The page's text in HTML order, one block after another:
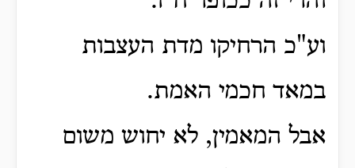
וע"כ הרחיקו מדת העצבות
במאד חכמי האמת.
אבל המאמין, לא יחוש משום